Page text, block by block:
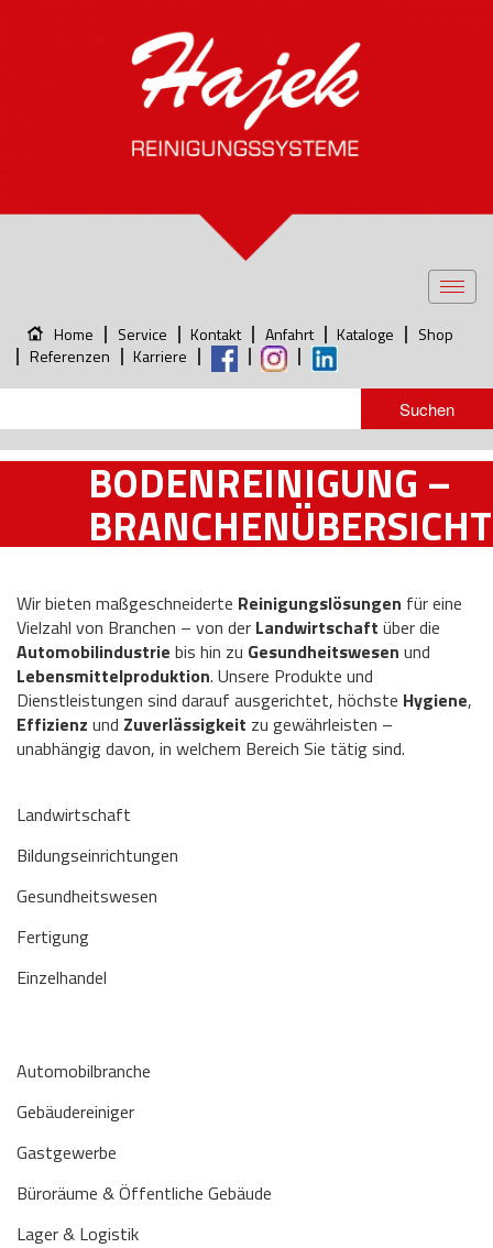
Home Service Kontakt Anfahrt Kataloge
Shop
Referenzen
Karriere
BODENREINIGUNG –
BRANCHENÜBERSICHT
Wir bieten maßgeschneiderte Reinigungslösungen für eine
Vielzahl von Branchen – von der Landwirtschaft über die
Automobilindustrie bis hin zu Gesundheitswesen und
Lebensmittelproduktion. Unsere Produkte und
Dienstleistungen sind darauf ausgerichtet, höchste Hygiene,
Effizienz und Zuverlässigkeit zu gewährleisten –
unabhängig davon, in welchem Bereich Sie tätig sind.
Landwirtschaft
Bildungseinrichtungen
Gesundheitswesen
Fertigung
Einzelhandel
Automobilbranche
Gebäudereiniger
Gastgewerbe
Büroräume & Öffentliche Gebäude
Lager & Logistik